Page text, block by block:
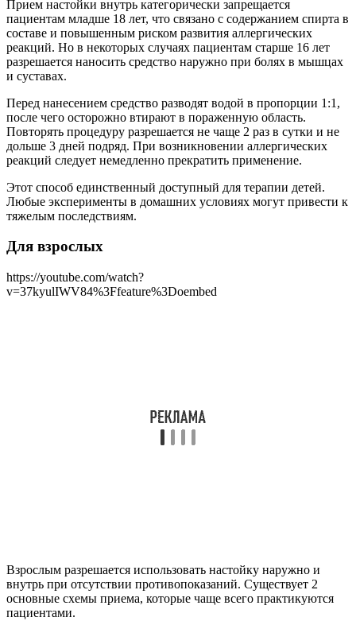
Прием настойки внутрь категорически запрещается
пациентам младше 18 лет, что связано с содержанием спирта в
составе и повышенным риском развития аллергических
реакций. Но в некоторых случаях пациентам старше 16 лет
разрешается наносить средство наружно при болях в мышцах
и суставах.
Перед нанесением средство разводят водой в пропорции 1:1,
после чего осторожно втирают в пораженную область.
Повторять процедуру разрешается не чаще 2 раз в сутки и не
дольше 3 дней подряд. При возникновении аллергических
реакций следует немедленно прекратить применение.
Этот способ единственный доступный для терапии детей.
Любые эксперименты в домашних условиях могут привести к
тяжелым последствиям.
Для взрослых
https://youtube.com/watch?
v=37kyulIWV84%3Ffeature%3Doembed
Взрослым разрешается использовать настойку наружно и
внутрь при отсутствии противопоказаний. Существует 2
основные схемы приема, которые чаще всего практикуются
пациентами.